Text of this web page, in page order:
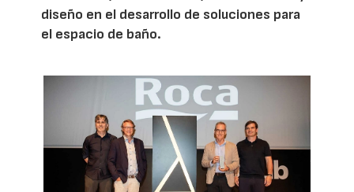
diseño en el desarrollo de soluciones para
el espacio de baño.